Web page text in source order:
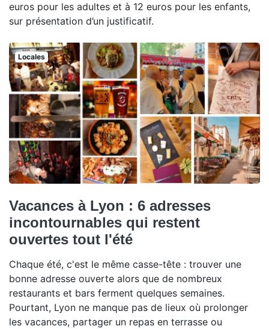
euros pour les adultes et à 12 euros pour les enfants,
sur présentation d’un justificatif.
Locales
Vacances à Lyon : 6 adresses
incontournables qui restent
ouvertes tout l'été
Chaque été, c'est le même casse-tête : trouver une
bonne adresse ouverte alors que de nombreux
restaurants et bars ferment quelques semaines.
Pourtant, Lyon ne manque pas de lieux où prolonger
les vacances, partager un repas en terrasse ou